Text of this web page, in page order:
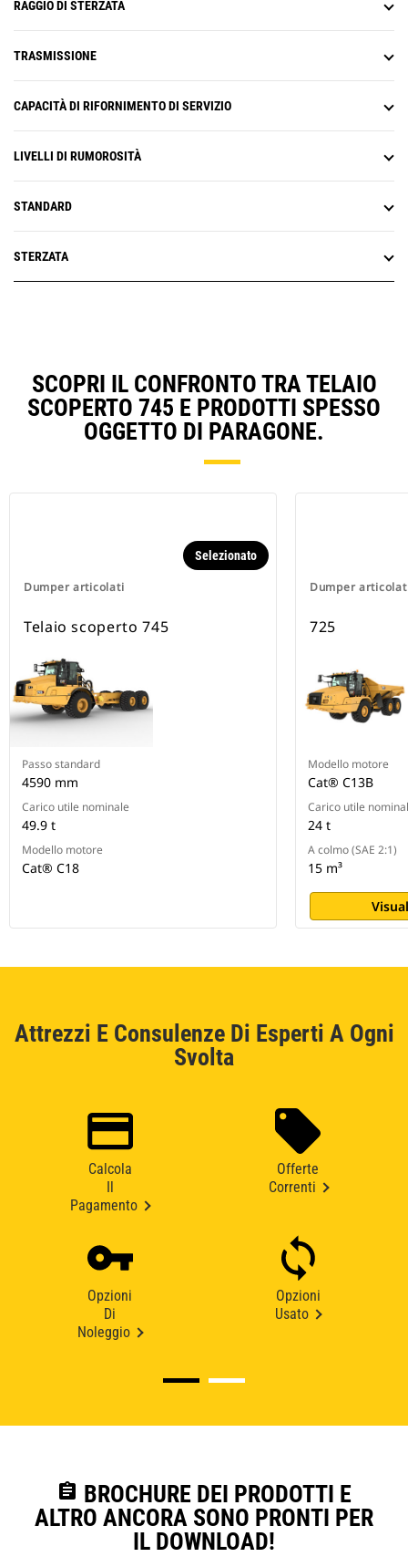
RAGGIO DI STERZATA
TRASMISSIONE
CAPACITÀ DI RIFORNIMENTO DI SERVIZIO
LIVELLI DI RUMOROSITÀ
STANDARD
STERZATA
SCOPRI IL CONFRONTO TRA TELAIO
SCOPERTO 745 E PRODOTTI SPESSO
OGGETTO DI PARAGONE.
Dumper articolati
Selezionato
Telaio scoperto 745
Passo standard
4590 mm
Carico utile nominale
49.9 t
Modello motore
Cat® C18
Dumper
725
Modello motore
Cat® C13B
Carico utile
24 t
A colmo (SAE 2:1)
15 m³
Attrezzi E Consulenze Di Esperti A Ogni
Svolta
Calcola
Pagamento
Offerte
Correnti
Opzioni
Di
Noleggio
Opzioni
Usato
assignment BROCHURE DEI PRODOTTI E
ALTRO ANCORA SONO PRONTI PER
IL DOWNLOAD!